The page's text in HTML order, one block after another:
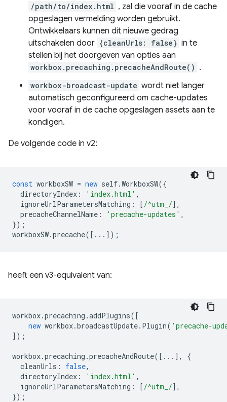
/path/to/index.html , zal die vooraf in de cache
opgeslagen vermelding worden gebruikt.
Ontwikkelaars kunnen dit nieuwe gedrag
uitschakelen door {cleanUrls: false} in te
stellen bij het doorgeven van opties aan
workbox.precaching.precacheAndRoute() .
workbox-broadcast-update wordt niet langer
automatisch geconfigureerd om cache-updates
voor vooraf in de cache opgeslagen assets aan te
kondigen.
De volgende code in v2:
const workboxSW = new self.WorkboxSW({
directoryIndex : 'index.html' ,
ignoreUrlParametersMatching : [ /^utm_/],
precacheChannelName : 'precache-updates' ,
});
workboxSW.precache([...]);
heeft een v3-equivalent van:
workbox.precaching .addPlugins([
new workbox.broadcastUpdate. Plugin( 'precache-
]);
workbox.precaching .precacheAndRoute([...],
{
cleanUrls : false,
directoryIndex : 'index.html' ,
ignoreUrlParametersMatching : [ /^utm_/],
});